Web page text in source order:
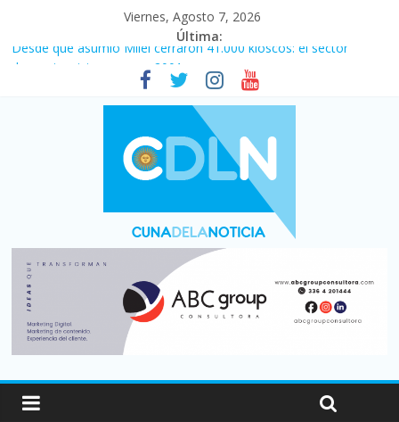
Viernes, Agosto 7, 2026
Última:
Desde que asumió Milei cerraron 41.000 kioscos: el sector
denuncia crisis como en 2001
Vacaciones de invierno con más movimiento y consumo
turístico: 4,6 millones de personas viajaron por el país, un 5,9%
Fuerte caída de la venta de autos usados en julio: bajó un 12,6%
Central venció 1 a 0 al River de Coudet en el Monumental
La morosidad alcanzó su nivel más alto en dos décadas y ya
afecta a 400 mil deudores en Santa Fe